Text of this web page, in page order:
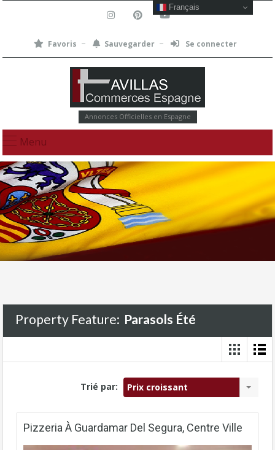
Favoris Sauvegarder Se connecter
Annonces Officielles en Espagne
Menu
Property Feature: Parasols Été
Trié par: Prix croissant
Pizzeria À Guardamar Del Segura, Centre Ville
Français